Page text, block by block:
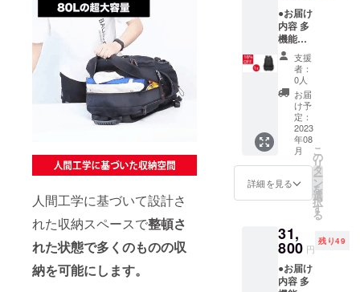
人間工学に基づいて設計さ
れた収納スペースで整頓さ
れた状態で多くのものの収
納を可能にします。
料込み
です。
※ご注文
状況、
使用部
材の供
給状
況、製
造工程
上の都
合等に
より出
荷時期
が遅れ
●お届け
内容 多
機能大
容量
リュッ
クBG01
× 1個 ●
数量限
定！定
価から
18%OF
F 定価
26,500
円（税
込）→
21,800
込） ※
販売価
格は送
料込み
です。
支援
者：
0人
お届
け予
定：
2023
年08
月
詳細を見る
こ
の
リ
タ
ー
ン
を
選
択
す
る
31,
800 円
残り49
●お届け
内容 多